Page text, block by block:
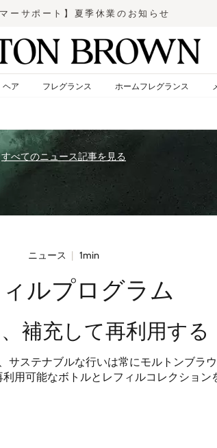
ラ
イ
ド
シ
を
止
め
マーサポート】夏季休業のお知らせ
ヘア フレグランス ホームフレグランス
すべてのニュース記事を見る
ニュース | 1min
ルプログラム
補充して再利用する
サステナブルな行いは常にモルトンブラ
用可能なボトルとレフィルコレクション